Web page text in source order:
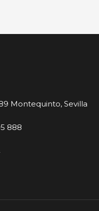
Montequinto, Sevilla
888